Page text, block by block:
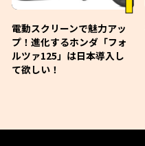
電動スクリーンで魅力アッ
プ！進化するホンダ「フォ
ルツァ125」は日本導入し
て欲しい！